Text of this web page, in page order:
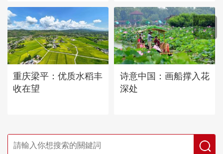
重庆梁平：优质水稻丰
收在望
诗意中国：画船撑入花
深处